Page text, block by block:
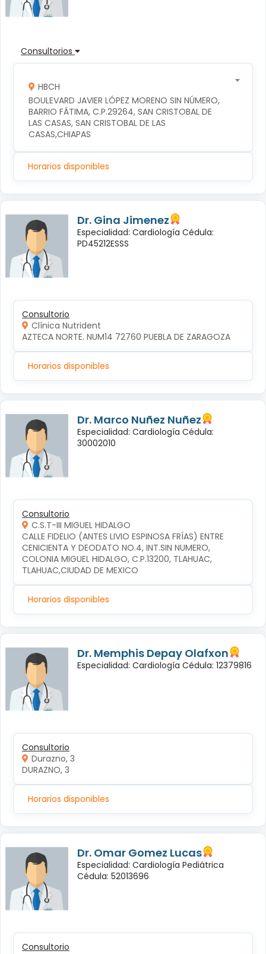
Consultorios
HBCH
BOULEVARD JAVIER LÓPEZ MORENO SIN NÚMERO,
BARRIO FÁTIMA, C.P.29264, SAN CRISTOBAL DE
LAS CASAS, SAN CRISTOBAL DE LAS
CASAS,CHIAPAS
Horarios disponibles
Dr. Gina Jimenez
Especialidad: Cardiología Cédula:
PD45212ESSS
Consultorio
Clínica Nutrident
AZTECA NORTE. NUM14 72760 PUEBLA DE ZARAGOZA
Horarios disponibles
Dr. Marco Nuñez Nuñez
Especialidad: Cardiología Cédula:
30002010
Consultorio
C.S.T-III MIGUEL HIDALGO
CALLE FIDELIO (ANTES LIVIO ESPINOSA FRÍAS) ENTRE
CENICIENTA Y DEODATO NO.4, INT.SIN NUMERO,
COLONIA MIGUEL HIDALGO, C.P.13200, TLAHUAC,
TLAHUAC,CIUDAD DE MEXICO
Horarios disponibles
Dr. Memphis Depay Olafxon
Especialidad: Cardiología Cédula: 12379816
Consultorio
Durazno, 3
DURAZNO, 3
Horarios disponibles
Dr. Omar Gomez Lucas
Especialidad: Cardiología Pediátrica
Cédula: 52013696
Consultorio